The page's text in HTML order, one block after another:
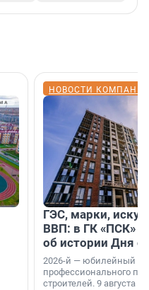
НОВОСТИ
ГЭС, марки,
ВВП: в ГК «ПСК»
об истории Дня
2026-й — юбилейный
профессионального
строителей. 9 августа